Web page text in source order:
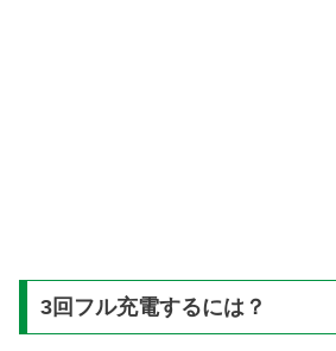
3回フル充電するには？